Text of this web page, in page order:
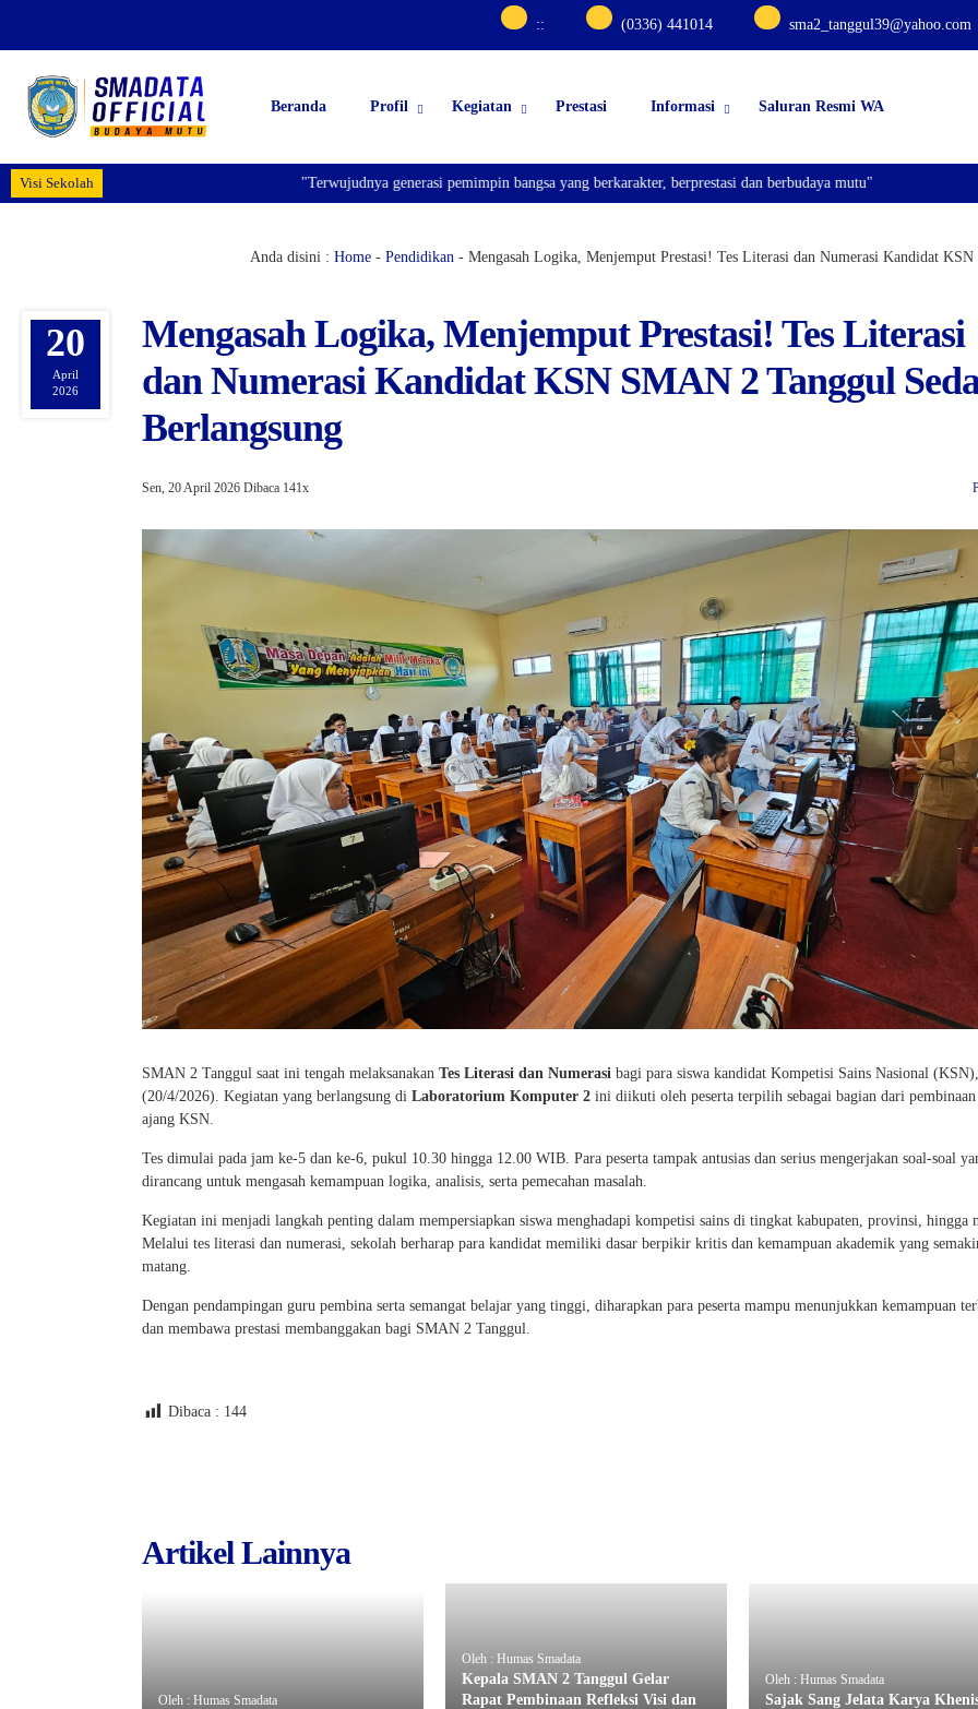
:: (0336) 441014 sma2_tanggul39@yahoo.com
Beranda Profil Kegiatan Prestasi Informasi Saluran Resmi WA
Visi Sekolah "Terwujudnya generasi pemimpin bangsa yang berkarakter, berprestasi dan berbudaya mutu"
Anda disini : Home- Pendidikan- Mengasah Logika, Menjemput Prestasi! Tes Literasi dan Numerasi Kandidat
20
April
2026
Mengasah Logika, Menjemput Prestasi! Tes Literasi
dan Numerasi Kandidat KSN SMAN 2 Tanggul
Berlangsung
Sen, 20 April 2026 Dibaca 141x
SMAN 2 Tanggul saat ini tengah melaksanakan Tes Literasi dan Numerasi bagi para siswa kandidat Kompetisi Sains Nasional
(20/4/2026). Kegiatan yang berlangsung di Laboratorium Komputer 2 ini diikuti oleh peserta terpilih sebagai bagian dari
ajang KSN.
Tes dimulai pada jam ke-5 dan ke-6, pukul 10.30 hingga 12.00 WIB. Para peserta tampak antusias dan serius mengerjakan soal-soal
dirancang untuk mengasah kemampuan logika, analisis, serta pemecahan masalah.
Kegiatan ini menjadi langkah penting dalam mempersiapkan siswa menghadapi kompetisi sains di tingkat kabupaten, provinsi, hingga
Melalui tes literasi dan numerasi, sekolah berharap para kandidat memiliki dasar berpikir kritis dan kemampuan akademik yang
matang.
Dengan pendampingan guru pembina serta semangat belajar yang tinggi, diharapkan para peserta mampu menunjukkan kemampuan
dan membawa prestasi membanggakan bagi SMAN 2 Tanggul.
Dibaca : 144
Artikel Lainnya
Oleh : Humas Smadata
Oleh : Humas Smadata
Kepala SMAN 2 Tanggul Gelar
Rapat Pembinaan Refleksi Visi dan
Oleh : Humas Smadata
Sajak Sang Jelata Karya